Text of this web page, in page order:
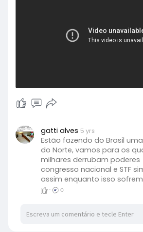
gatti alves 5 yrs
Estão fazendo do Brasil
do Norte, vamos para os
milhares derrubam poderes
congresso nacional e STF
assim enquanto isso
· 0